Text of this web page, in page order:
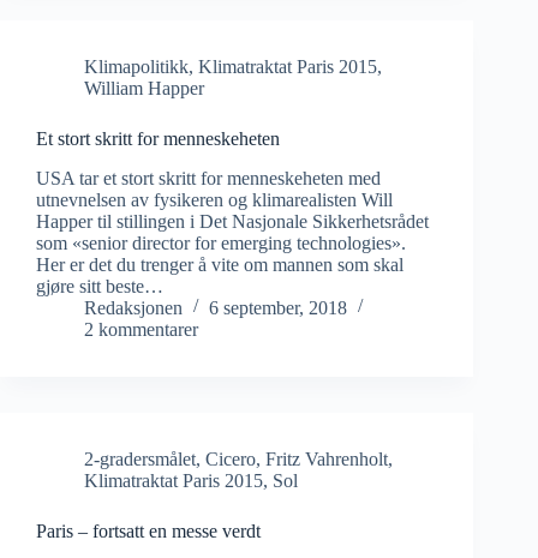
Klimapolitikk, Klimatraktat Paris 2015,
William Happer
Et stort skritt for menneskeheten
USA tar et stort skritt for menneskeheten med
utnevnelsen av fysikeren og klimarealisten Will
Happer til stillingen i Det Nasjonale Sikkerhetsrådet
som «senior director for emerging technologies».
Her er det du trenger å vite om mannen som skal
gjøre sitt beste…
Redaksjonen
6 september, 2018
2 kommentarer
2-gradersmålet, Cicero, Fritz Vahrenholt,
Klimatraktat Paris 2015, Sol
Paris – fortsatt en messe verdt